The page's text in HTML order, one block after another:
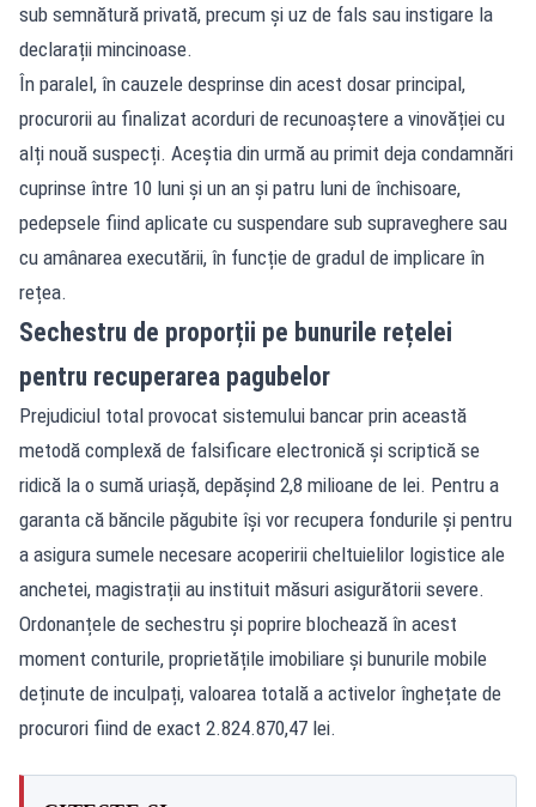
sub semnătură privată, precum și uz de fals sau instigare la
declarații mincinoase.
În paralel, în cauzele desprinse din acest dosar principal,
procurorii au finalizat acorduri de recunoaștere a vinovăției cu
alți nouă suspecți. Aceștia din urmă au primit deja condamnări
cuprinse între 10 luni și un an și patru luni de închisoare,
pedepsele fiind aplicate cu suspendare sub supraveghere sau
cu amânarea executării, în funcție de gradul de implicare în
rețea.
Sechestru de proporții pe bunurile rețelei
pentru recuperarea pagubelor
Prejudiciul total provocat sistemului bancar prin această
metodă complexă de falsificare electronică și scriptică se
ridică la o sumă uriașă, depășind 2,8 milioane de lei. Pentru a
garanta că băncile păgubite își vor recupera fondurile și pentru
a asigura sumele necesare acoperirii cheltuielilor logistice ale
anchetei, magistrații au instituit măsuri asigurătorii severe.
Ordonanțele de sechestru și poprire blochează în acest
moment conturile, proprietățile imobiliare și bunurile mobile
deținute de inculpați, valoarea totală a activelor înghețate de
procurori fiind de exact 2.824.870,47 lei.